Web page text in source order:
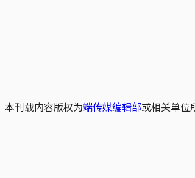
本刊载内容版权为端传媒编辑部或相关单位